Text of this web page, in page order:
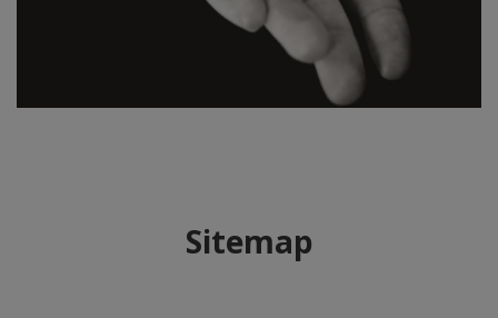
Sitemap